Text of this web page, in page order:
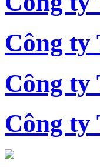
Công
Công
Công ty